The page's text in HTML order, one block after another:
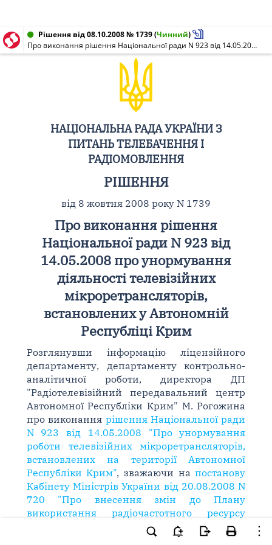
Рішення від 08.10.2008 № 1739(Чинний)
Про виконання рішення Національної ради N 923 від 14.05.2008 про унормування діяльності телевізійних мікроретрансляторів, встановлених у Автономній Республіці Крим
НАЦІОНАЛЬНА РАДА УКРАЇНИ З
ПИТАНЬ ТЕЛЕБАЧЕННЯ І
РАДІОМОВЛЕННЯ
РІШЕННЯ
від 8 жовтня 2008 року N 1739
Про виконання рішення
Національної ради N 923 від
14.05.2008 про унормування
діяльності телевізійних
мікроретрансляторів,
встановлених у Автономній
Республіці Крим
Розглянувши інформацію ліцензійного
департаменту, департаменту контрольно-
аналітичної роботи, директора ДП
"Радіотелевізійний передавальний центр
Автономної Республіки Крим" М. Рогожина
про виконання рішення Національної ради
N 923 від 14.05.2008 "Про унормування
роботи телевізійних мікроретрансляторів,
встановлених на території Автономної
Республіки Крим", зважаючи напостанову
Кабінету Міністрів України від 20.08.2008 N
720 "Про внесення змін до Плану
використання радіочастотного ресурсу
, а також звернення Голови
Верховної Ради Автономної Республіки